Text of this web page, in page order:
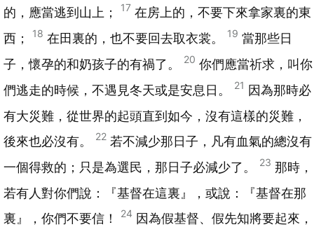
的，應當逃到山上；
17 在房上的，不要下來拿家裏的東
西；
18 在田裏的，也不要回去取衣裳。 19 當那些日
子，懷孕的和奶孩子的有禍了。
20 你們應當祈求，叫你
們逃走的時候，不遇見冬天或是安息日。
21 因為那時必
有大災難，從世界的起頭直到如今，沒有這樣的災難，
後來也必沒有。
22 若不減少那日子，凡有血氣的總沒有
一個得救的；只是為選民，那日子必減少了。
23 那時，
若有人對你們說：『基督在這裏』，或說：『基督在那
裏』，你們不要信！
24 因為假基督、假先知將要起來，